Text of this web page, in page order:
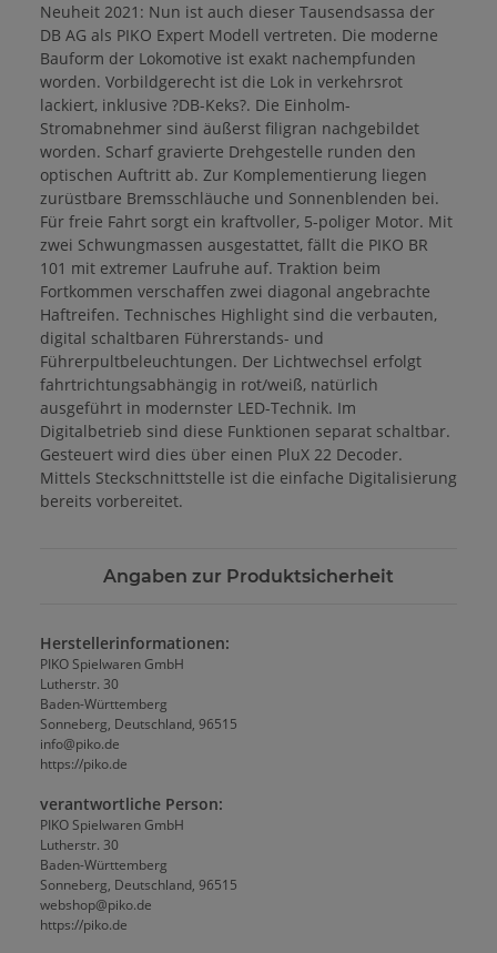
Neuheit 2021: Nun ist auch dieser Tausendsassa der
DB AG als PIKO Expert Modell vertreten. Die moderne
Bauform der Lokomotive ist exakt nachempfunden
worden. Vorbildgerecht ist die Lok in verkehrsrot
lackiert, inklusive ?DB-Keks?. Die Einholm-
Stromabnehmer sind äußerst filigran nachgebildet
worden. Scharf gravierte Drehgestelle runden den
optischen Auftritt ab. Zur Komplementierung liegen
zurüstbare Bremsschläuche und Sonnenblenden bei.
Für freie Fahrt sorgt ein kraftvoller, 5-poliger Motor. Mit
zwei Schwungmassen ausgestattet, fällt die PIKO BR
101 mit extremer Laufruhe auf. Traktion beim
Fortkommen verschaffen zwei diagonal angebrachte
Haftreifen. Technisches Highlight sind die verbauten,
digital schaltbaren Führerstands- und
Führerpultbeleuchtungen. Der Lichtwechsel erfolgt
fahrtrichtungsabhängig in rot/weiß, natürlich
ausgeführt in modernster LED-Technik. Im
Digitalbetrieb sind diese Funktionen separat schaltbar.
Gesteuert wird dies über einen PluX 22 Decoder.
Mittels Steckschnittstelle ist die einfache Digitalisierung
bereits vorbereitet.
Angaben zur Produktsicherheit
Herstellerinformationen:
PIKO Spielwaren GmbH
Lutherstr. 30
Baden-Württemberg
Sonneberg, Deutschland, 96515
info@piko.de
https://piko.de
verantwortliche Person:
PIKO Spielwaren GmbH
Lutherstr. 30
Baden-Württemberg
Sonneberg, Deutschland, 96515
webshop@piko.de
https://piko.de